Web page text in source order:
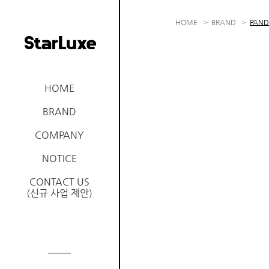
HOME
BRAND
COMPANY
NOTICE
CONTACT US
(신규 사업 제안)
HOME BRAND